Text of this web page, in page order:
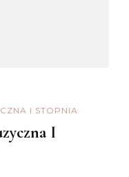
I STOPNIA
I